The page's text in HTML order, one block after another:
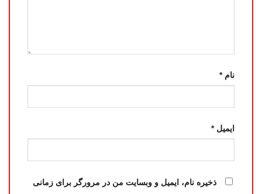
نام*
ایمیل*
ذخیره نام، ایمیل و وبسایت من در مرورگر برای زمانی